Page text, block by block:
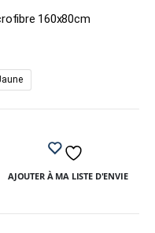
160x80cm
AJOUTER À MA LISTE D'ENVIE